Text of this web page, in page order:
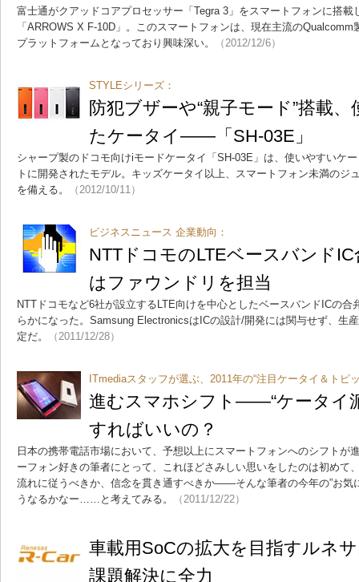
富士通がクアッドコアプロセッサー「Tegra 3」をスマートフォンに搭載
「ARROWS X F-10D」。このスマートフォンは、現在主流の
プラットフォームとなっており興味深い。
（2012/12/6）
STYLEシリーズ：
防犯ブザーや“親子モード”搭載
たケータイ――「SH-03E」
シャープ製のドコモ向けiモードケータイ「SH-03E」は、使いやすいケ
トに開発されたモデル。キッズケータイ以上、スマートフォン未満のジ
を備える。
（2012/10/11）
ビジネスニュース 企業動向：
NTTドコモのLTEベースバンド
はファウンドリを担当
NTTドコモなど6社が設立するLTE向けを中心としたベースバンドICの合
らかになった。Samsung ElectronicsはICの設計/開発には関与せず、生
定だ。
（2011/12/28）
ITmediaスタッフが選ぶ、2011年の“注目ケータイ＆トピ
進むスマホシフト――“ケータイ
すればいいの？
日本の携帯電話市場において、予想以上にスマートフォンへのシフトが
ーフォン好きの筆者にとって、これほどさみしい思いをしたのは初めて
流れに従うべきか、信念を貫き通すべきか――そんな筆者の今年の”お気
うなるかなー……と考えてみる。
（2011/12/22）
車載用SoCの拡大を目指すルネ
課題解決に全力